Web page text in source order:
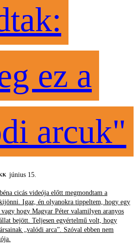
ez a
arcuk"
június 15.
cicás videója előtt megmondtam a
Igaz, én olyanokra tippeltem, hogy egy
vagy hogy Magyar Péter valamilyen aranyos
bejött. Teljesen egyértelmű volt, hogy
„valódi arca”. Szóval ebben nem